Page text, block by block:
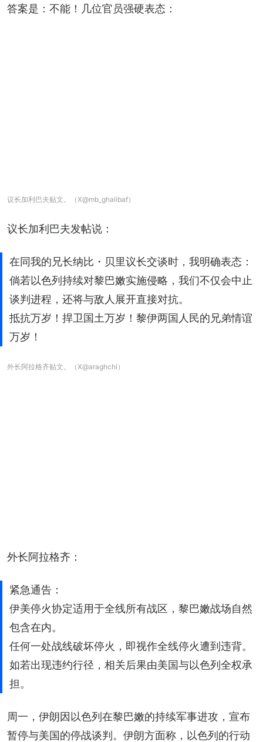
答案是：不能！几位官员强硬表态：
议长加利巴夫贴文。（X@mb_ghalibaf）
议长加利巴夫发帖说：
在同我的兄长纳比・贝里议长交谈时，我明确表态：
倘若以色列持续对黎巴嫩实施侵略，我们不仅会中止
谈判进程，还将与敌人展开直接对抗。
抵抗万岁！捍卫国土万岁！黎伊两国人民的兄弟情谊
万岁！
外长阿拉格齐贴文。（X@araghchi）
外长阿拉格齐：
紧急通告：
伊美停火协定适用于全线所有战区，黎巴嫩战场自然
包含在内。
任何一处战线破坏停火，即视作全线停火遭到违背。
如若出现违约行径，相关后果由美国与以色列全权承
担。
周一，伊朗因以色列在黎巴嫩的持续军事进攻，宣布
暂停与美国的停战谈判。伊朗方面称，以色列的行动